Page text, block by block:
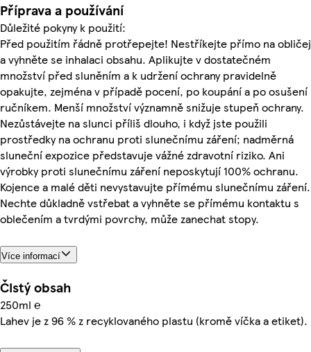
Příprava a používání
Důležité pokyny k použití:
Před použitím řádně protřepejte! Nestříkejte přímo na obličej
a vyhněte se inhalaci obsahu. Aplikujte v dostatečném
množství před sluněním a k udržení ochrany pravidelně
opakujte, zejména v případě pocení, po koupání a po osušení
ručníkem. Menší množství významně snižuje stupeň ochrany.
Nezůstávejte na slunci příliš dlouho, i když jste použili
prostředky na ochranu proti slunečnímu záření; nadměrná
sluneční expozice představuje vážné zdravotní riziko. Ani
výrobky proti slunečnímu záření neposkytují 100% ochranu.
Kojence a malé děti nevystavujte přímému slunečnímu záření.
Nechte důkladně vstřebat a vyhněte se přímému kontaktu s
oblečením a tvrdými povrchy, může zanechat stopy.
Více informací
Čistý obsah
250ml ℮
Lahev je z 96 % z recyklovaného plastu (kromě víčka a etiket).